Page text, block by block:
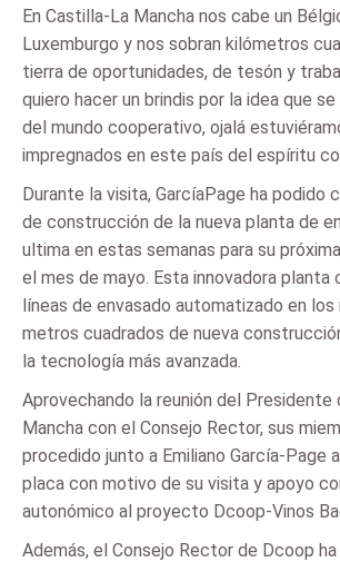
En Castilla-La Mancha nos cabe un
Luxemburgo y nos sobran kilómetros
tierra de oportunidades, de tesón y
quiero hacer un brindis por la idea que
del mundo cooperativo, ojalá
impregnados en este país del espíritu
Durante la visita, GarcíaPage ha podido
de construcción de la nueva planta de
ultima en estas semanas para su
el mes de mayo. Esta innovadora planta
líneas de envasado automatizado en los
metros cuadrados de nueva
la tecnología más avanzada.
Aprovechando la reunión del Presidente
Mancha con el Consejo Rector, sus
procedido junto a Emiliano García-Page
placa con motivo de su visita y apoyo
autonómico al proyecto Dcoop-Vinos
Además, el Consejo Rector de Dcoop